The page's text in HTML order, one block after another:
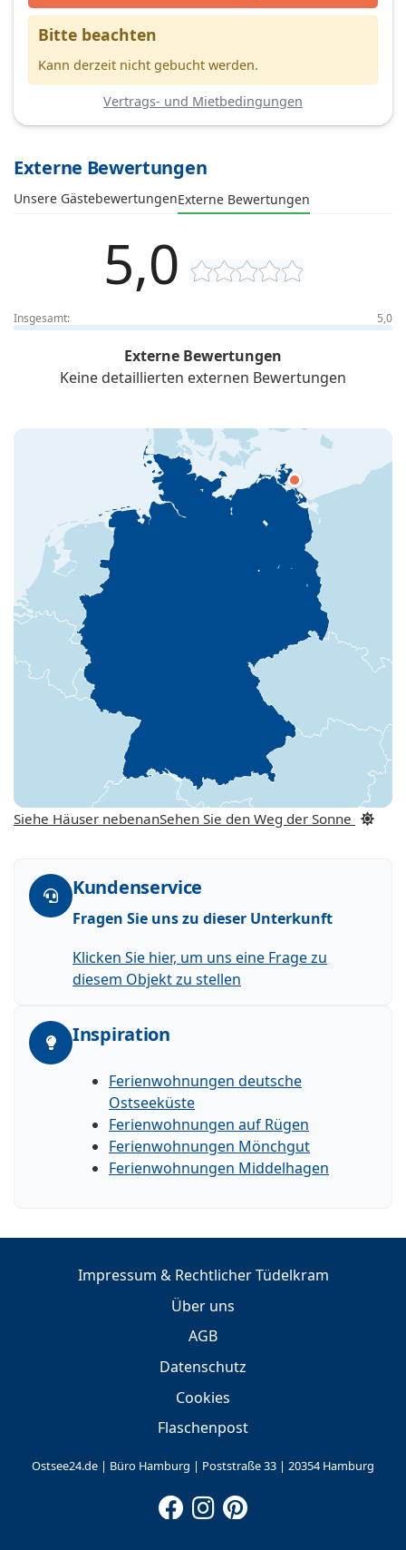
Bitte beachten
Kann derzeit nicht gebucht werden.
Vertrags- und Mietbedingungen
Externe Bewertungen
Unsere GästebewertungenExterne Bewertungen
5,0
Insgesamt: 5,0
Externe Bewertungen
Keine detaillierten externen Bewertungen
Siehe Häuser nebenanSehen Sie den Weg der Sonne
Kundenservice
Fragen Sie uns zu dieser Unterkunft
Klicken Sie hier, um uns eine Frage zu
diesem Objekt zu stellen
Inspiration
Ferienwohnungen deutsche
Ostseeküste
Ferienwohnungen auf Rügen
Ferienwohnungen Mönchgut
Ferienwohnungen Middelhagen
Impressum & Rechtlicher Tüdelkram
Über uns
AGB
Datenschutz
Cookies
Flaschenpost
Ostsee24.de | Büro Hamburg | Poststraße 33 | 20354 Hamburg